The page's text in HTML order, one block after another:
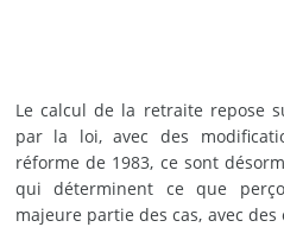
Le calcul de la retraite repose
par la loi, avec des
réforme de 1983, ce sont
qui déterminent ce que
majeure partie des cas, avec